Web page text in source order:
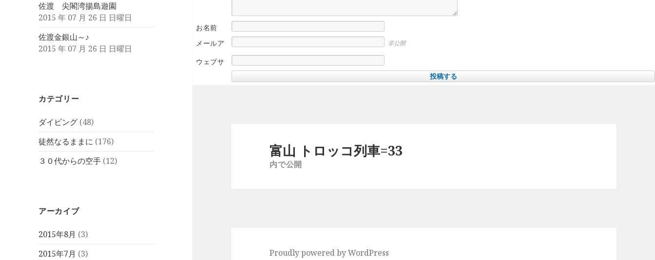
佐渡 尖閣湾揚島遊園
2015 年 07 月 26 日 日曜日
佐渡金銀山～♪
2015 年 07 月 26 日 日曜日
カテゴリー
ダイビング (48)
徒然なるままに (176)
３０代からの空手 (12)
アーカイブ
2015年8月 (3)
2015年7月 (3)
お名前
メールア
非公開
ウェブサ
富山 トロッコ列車=33
内で公開
Proudly powered by WordPress